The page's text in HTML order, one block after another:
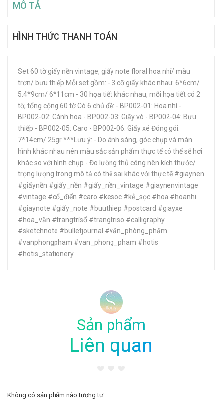
MÔ TẢ
HÌNH THỨC THANH TOÁN
Set 60 tờ giấy nền vintage, giấy note floral hoa nhí/ màu
trơn/ bưu thiếp Mỗi set gồm: - 3 cỡ giấy khác nhau: 6*6cm/
5.4*9cm/ 6*11cm - 30 họa tiết khác nhau, mỗi họa tiết có 2
tờ, tổng cộng 60 tờ Có 6 chủ đề: - BP002-01: Hoa nhí -
BP002-02: Cánh hoa - BP002-03: Giấy vò - BP002-04: Bưu
thiếp - BP002-05: Caro - BP002-06: Giấy xé Đóng gói:
7*14cm/ 25gr ***Lưu ý: - Do ánh sáng, góc chụp và màn
hình khác nhau nên màu sắc sản phẩm thực tế có thể sẽ hơi
khác so với hình chụp - Đo lường thủ công nên kích thước/
trọng lượng trong mô tả có thể sai khác với thực tế #giaynen
#giấynền #giấy_nền #giấy_nền_vintage #giaynenvintage
#vintage #cổ_điển #caro #kesoc #kẻ_sọc #hoa #hoanhi
#giaynote #giấy_note #buuthiep #postcard #giayxe
#hoa_văn #trangtrísổ #trangtriso #calligraphy
#sketchnote #bulletjournal #văn_phòng_phẩm
#vanphongpham #van_phong_pham #hotis
#hotis_stationery
Sản phẩm
Liên quan
Không có sản phẩm nào tương tự